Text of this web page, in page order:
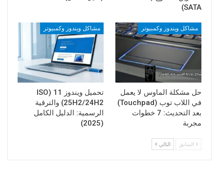
SATA)
مشاكل ويندوز وكمبيوتر
حل مشكلة الماوس لا يعمل
في اللاب توب (Touchpad)
بعد التحديث: 7 خطوات
مجربة
مشاكل ويندوز وكمبيوتر
تحميل ويندوز 11 (ISO
25H2/24H2) والترقية
الرسمية: الدليل الكامل
(2025)
السابق التالي